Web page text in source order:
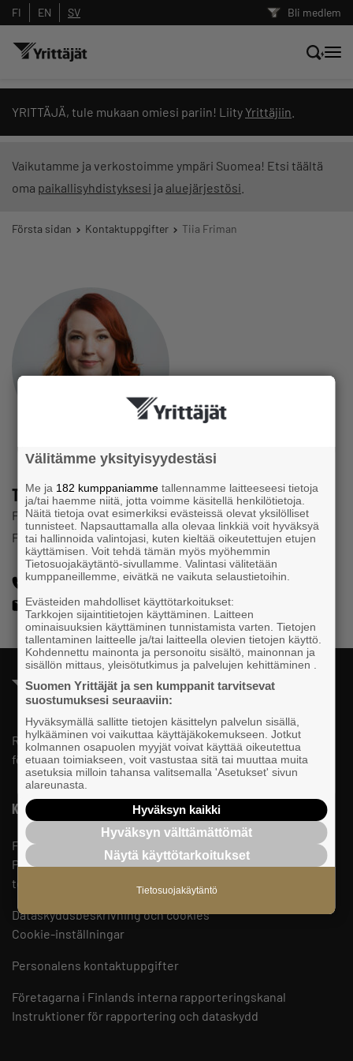
Bli medlem
FI EN SV
YRITTÄJÄ, tule mukaan omiesi pariin! Liity Yrittäjiin
Vaikutamme ja verkostoimme ympäri Suomea! Etsi täältä
oma paikallisyhdistyksesi ja aluejärjestösi
Första sidan Kontaktuppgifter Tiia Friman
Tiia Friman
Företagssäljare
Företagarna i Finland
0505896164
tiia.friman@yrittajat.fi
Riksomfattande, regional och lokal påverkan för SMF-
företag.
Kontaktuppgifter
Företagarna i Finland
PB 999, 00101 HELSINGFORS
telefon 09 229 221
Dataskyddsbeskrivning och cookies
Cookie-inställningar
Personalens kontaktuppgifter
Företagarna i Finlands interna rapporteringskanal
Instruktioner för rapportering och dataskydd
Välitämme yksityisyydestäsi
Me ja 182 kumppaniamme tallennamme laitteeseesi tietoja
ja/tai haemme niitä, jotta voimme käsitellä henkilötietoja.
Näitä tietoja ovat esimerkiksi evästeissä olevat yksilölliset
tunnisteet. Napsauttamalla alla olevaa linkkiä voit hyväksyä
tai hallinnoida valintojasi, kuten kieltää oikeutettujen etujen
käyttämisen. Voit tehdä tämän myös myöhemmin
Tietosuojakäytäntö-sivullamme. Valintasi välitetään
kumppaneillemme, eivätkä ne vaikuta selaustietoihin.
Evästeiden mahdolliset käyttötarkoitukset:
Tarkkojen sijaintitietojen käyttäminen. Laitteen
ominaisuuksien käyttäminen tunnistamista varten. Tietojen
tallentaminen laitteelle ja/tai laitteella olevien tietojen käyttö.
Kohdennettu mainonta ja personoitu sisältö, mainonnan ja
sisällön mittaus, yleisötutkimus ja palvelujen kehittäminen .
Suomen Yrittäjät ja sen kumppanit tarvitsevat
suostumuksesi seuraaviin:
Hyväksymällä sallitte tietojen käsittelyn palvelun sisällä,
hylkääminen voi vaikuttaa käyttäjäkokemukseen. Jotkut
kolmannen osapuolen myyjät voivat käyttää oikeutettua
etuaan toimiakseen, voit vastustaa sitä tai muuttaa muita
asetuksia milloin tahansa valitsemalla 'Asetukset' sivun
alareunasta.
Hyväksyn kaikki
Hyväksyn välttämättömät
Näytä käyttötarkoitukset
Tietosuojakäytäntö